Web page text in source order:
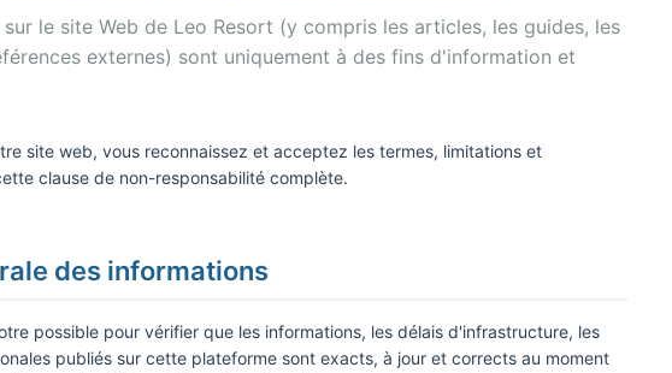
le site Web de Leo Resort (y compris les articles, les guides, les
externes) sont uniquement à des fins d'information et
site web, vous reconnaissez et acceptez les termes, limitations et
clause de non-responsabilité complète.
des informations
possible pour vérifier que les informations, les délais d'infrastructure, les
publiés sur cette plateforme sont exacts, à jour et corrects au moment